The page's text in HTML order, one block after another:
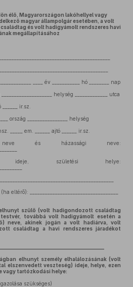
élő, Magyarországon lakóhellyel vagy
magyar állampolgár esetében, a volt
és volt hadigyámolt rendszeres havi
megállapításához
____ év ___________ hó ________ nap
helység _____________ utca
______ ir.sz.
ország ________________ helység
_____ em. ______ ajtó ______ ir.sz.
és házassági neve:
ideje, születési helye:
___________________________________
szülő (volt hadigondozott családtag
továbbá volt hadigyámolt esetén a
neve, akinek jogán a volt hadiárva, volt
családtag a havi rendszeres járadékot
elhunyt személy elhalálozásának (volt
elszenvedett veszteség) ideje, helye, ezen
vagy tartózkodási helye:
szükséges)